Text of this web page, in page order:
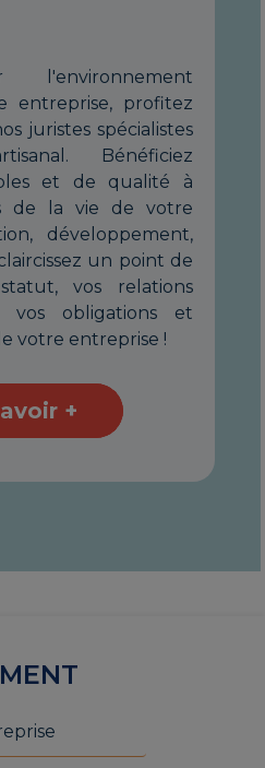
l'environnement
entreprise, profitez
juristes spécialistes
Bénéficiez
et de qualité à
de la vie de votre
développement,
un point de
vos relations
vos obligations et
votre entreprise !
+